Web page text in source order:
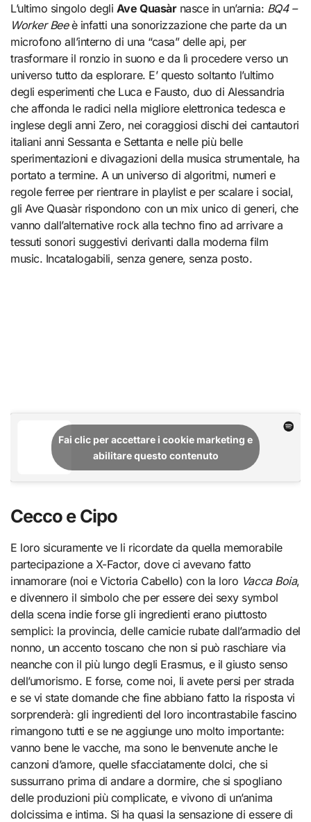
L’ultimo singolo degli Ave Quasàrnasce in un’arnia: BQ4 –
Worker Beeè infatti una sonorizzazione che parte da un
microfono all’interno di una “casa” delle api, per
trasformare il ronzio in suono e da lì procedere verso un
universo tutto da esplorare. E’ questo soltanto l’ultimo
degli esperimenti che Luca e Fausto, duo di Alessandria
che affonda le radici nella migliore elettronica tedesca e
inglese degli anni Zero, nei coraggiosi dischi dei cantautori
italiani anni Sessanta e Settanta e nelle più belle
sperimentazioni e divagazioni della musica strumentale, ha
portato a termine. A un universo di algoritmi, numeri e
regole ferree per rientrare in playlist e per scalare i social,
gli Ave Quasàr rispondono con un mix unico di generi, che
vanno dall’alternative rock alla techno fino ad arrivare a
tessuti sonori suggestivi derivanti dalla moderna film
music. Incatalogabili, senza genere, senza posto.
Fai clic per accettare i cookie marketing e
abilitare questo contenuto
Cecco e Cipo
E loro sicuramente ve li ricordate da quella memorabile
partecipazione a X-Factor, dove ci avevano fatto
innamorare (noi e Victoria Cabello) con la loro Vacca Boia,
e divennero il simbolo che per essere dei sexy symbol
della scena indie forse gli ingredienti erano piuttosto
semplici: la provincia, delle camicie rubate dall’armadio del
nonno, un accento toscano che non si può raschiare via
neanche con il più lungo degli Erasmus, e il giusto senso
dell’umorismo. E forse, come noi, li avete persi per strada
e se vi state domande che fine abbiano fatto la risposta vi
sorprenderà: gli ingredienti del loro incontrastabile fascino
rimangono tutti e se ne aggiunge uno molto importante:
vanno bene le vacche, ma sono le benvenute anche le
canzoni d’amore, quelle sfacciatamente dolci, che si
sussurrano prima di andare a dormire, che si spogliano
delle produzioni più complicate, e vivono di un’anima
dolcissima e intima. Si ha quasi la sensazione di essere di